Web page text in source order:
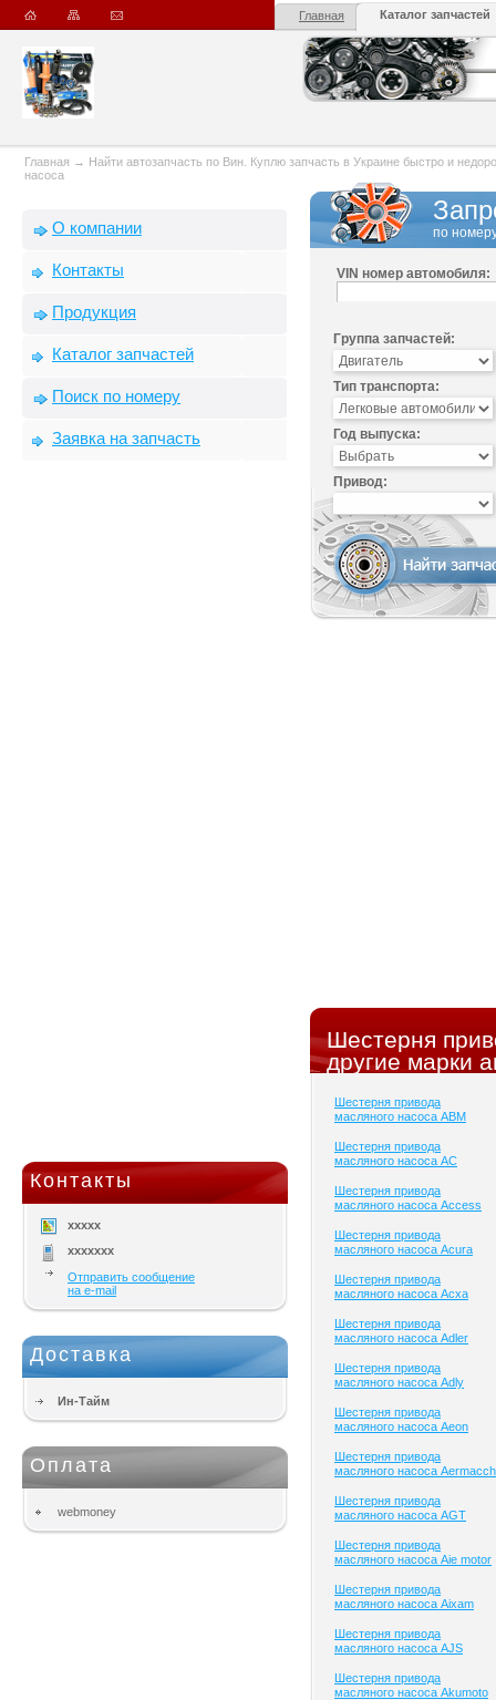
Главная Каталог запчастей
Главная → Найти автозапчасть по Вин. Куплю запчасть в Украине быстро и
насоса
О компании
Контакты
Продукция
Каталог запчастей
Поиск по номеру
Заявка на запчасть
Контакты
xxxxx
xxxxxxx
Отправить сообщение
на e-mail
Доставка
Ин-Тайм
Оплата
webmoney
по
VIN номер автомобиля:
Группа запчастей:
Тип транспорта:
Год выпуска:
Привод:
Шестерня
другие марки
Шестерня привода
масляного насоса ABM
Шестерня привода
масляного насоса AC
Шестерня привода
масляного насоса Access
Шестерня привода
масляного насоса Acura
Шестерня привода
масляного насоса Acxa
Шестерня привода
масляного насоса Adler
Шестерня привода
масляного насоса Adly
Шестерня привода
масляного насоса Aeon
Шестерня привода
масляного насоса
Шестерня привода
масляного насоса AGT
Шестерня привода
масляного насоса Aie motor
Шестерня привода
масляного насоса Aixam
Шестерня привода
масляного насоса AJS
Шестерня привода
масляного насоса Akumoto